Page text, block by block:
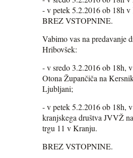
- v petek 5.2.2016 ob 18h
BREZ VSTOPNINE.
Vabimo vas na predavanje
Hribovšek:
- v sredo 3.2.2016 ob 18h,
Otona Župančiča na
Ljubljani;
- v petek 5.2.2016 ob 18h,
kranjskega društva JVVŽ
trgu 11 v Kranju.
BREZ VSTOPNINE.